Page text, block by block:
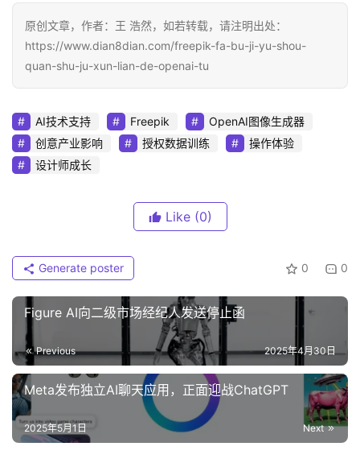
原创文章，作者：王 浩然，如若转载，请注明出处：
https://www.dian8dian.com/freepik-fa-bu-ji-yu-shou-
quan-shu-ju-xun-lian-de-openai-tu
AI技术支持 Freepik
OpenAI图像生成器
创意产业影响
授权数据训练
操作体验
设计师成长
Like (0)
0 0
Generate poster
Figure AI向二级市场经纪人发送停止函
Previous 2025年4月30日
Meta发布独立AI聊天应用，正面迎战ChatGPT
Next
2025年5月1日